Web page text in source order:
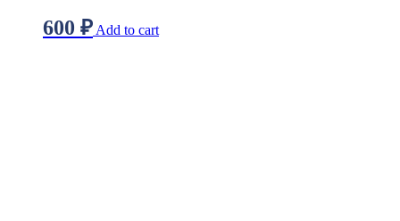
600 ₽ Add to cart